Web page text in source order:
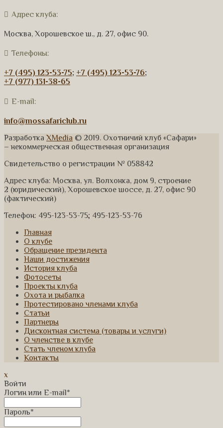
Адрес клуба:
Москва, Хорошевское ш., д. 27, офис 90.
Телефоны:
+7 (495) 123-53-75; +7 (495) 123-53-76;
+7 (977) 131-38-65
E-mail:
info@mossafariclub.ru
Разработка XMedia © 2019. Охотничий клуб «Сафари»
– некоммерческая общественная организация
Свидетельство о регистрации № 058842
Адрес клуба: Москва, ул. Волхонка, дом 9, строение
2 (юридический), Хорошевское шоссе, д. 27, офис 90
(фактический)
Телефон: 495-123-53-75; 495-123-53-76
Главная
О клубе
Обращение президента
Наши достижения
История клуба
Фотосеты
Проекты клуба
Охота и рыбалка
Протестировано членами клуба
Статьи
Партнеры
Дисконтная система (товары и услуги)
О членстве в клубе
Стать членом клуба
Контакты
x
Войти
Логин или E-mail*
Пароль*